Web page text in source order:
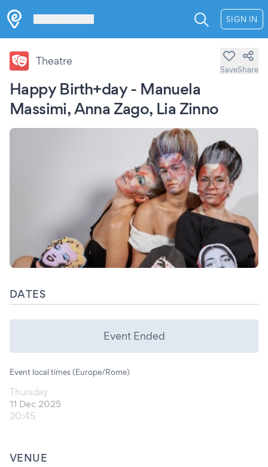
SIGN IN
Happy Birth+day - Manuela
Massimi, Anna Zago, Lia Zinno
Theatre
SaveShare
DATES
Event Ended
Event local times (Europe/Rome)
Thursday
11 Dec 2025
20:45
VENUE